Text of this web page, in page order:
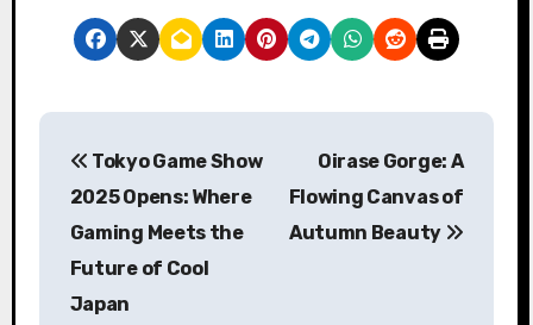
稿
ナ
ビ
Tokyo Game Show
2025 Opens: Where
Gaming Meets the
Future of Cool
Japan
Oirase Gorge: A
Flowing Canvas of
Autumn Beauty